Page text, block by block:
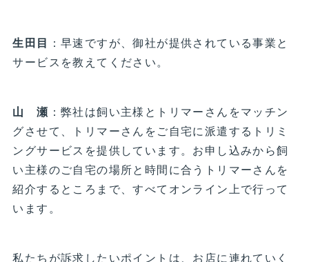
生田目 ：早速ですが、御社が提供されている事業と
サービスを教えてください。
山 瀬 ：弊社は飼い主様とトリマーさんをマッチン
グさせて、トリマーさんをご自宅に派遣するトリミ
ングサービスを提供しています。お申し込みから飼
い主様のご自宅の場所と時間に合うトリマーさんを
紹介するところまで、すべてオンライン上で行って
います。
私たちが訴求したいポイントは、お店に連れていく